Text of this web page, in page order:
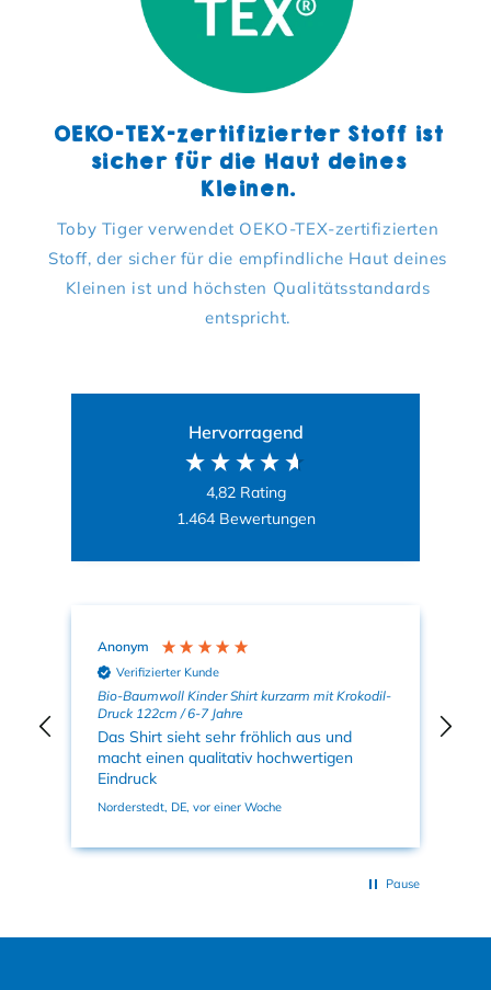
OEKO-TEX-zertifizierter Stoff ist
sicher für die Haut deines
Kleinen.
Toby Tiger verwendet OEKO-TEX-zertifizierten
Stoff, der sicher für die empfindliche Haut deines
Kleinen ist und höchsten Qualitätsstandards
entspricht.
Hervorragend
4,82 Rating
1.464 Bewertungen
Anonym
Verifizierter Kunde
Bio-Baumwoll Kinder Shirt kurzarm mit Krokodil-
Druck 122cm / 6-7 Jahre
Das Shirt sieht sehr fröhlich aus und
macht einen qualitativ hochwertigen
Eindruck
Norderstedt, DE, vor einer Woche
Pause